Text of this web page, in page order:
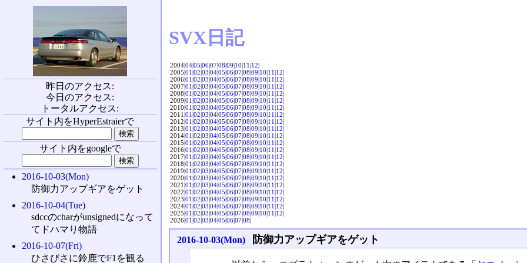
SVX日記
2004|04|05|06|07|08|09|10|11|12|
2005|01|02|03|04|05|06|07|08|09|10|11|12|
2006|01|02|03|04|05|06|07|08|09|10|11|12|
2007|01|02|03|04|05|06|07|08|09|10|11|12|
2008|01|02|03|04|05|06|07|08|09|10|11|12|
2009|01|02|03|04|05|06|07|08|09|10|11|12|
2010|01|02|03|04|05|06|07|08|09|10|11|12|
2011|01|02|03|04|05|06|07|08|09|10|11|12|
2012|01|02|03|04|05|06|07|08|09|10|11|12|
2013|01|02|03|04|05|06|07|08|09|10|11|12|
2014|01|02|03|04|05|06|07|08|09|10|11|12|
2015|01|02|03|04|05|06|07|08|09|10|11|12|
2016|01|02|03|04|05|06|07|08|09|10|11|12|
2017|01|02|03|04|05|06|07|08|09|10|11|12|
2018|01|02|03|04|05|06|07|08|09|10|11|12|
2019|01|02|03|04|05|06|07|08|09|10|11|12|
2020|01|02|03|04|05|06|07|08|09|10|11|12|
2021|01|02|03|04|05|06|07|08|09|10|11|12|
2022|01|02|03|04|05|06|07|08|09|10|11|12|
2023|01|02|03|04|05|06|07|08|09|10|11|12|
2024|01|02|03|04|05|06|07|08|09|10|11|12|
2025|01|02|03|04|05|06|07|08|09|10|11|12|
2026|01|02|03|04|05|06|07|08|
2016-10-03(Mon) 防御力アップギアをゲット
昨日のアクセス:
今日のアクセス:
トータルアクセス:
サイト内をHyperEstraierで
サイト内をgoogleで
2016-10-03(Mon)
防御力アップギアをゲット
2016-10-04(Tue)
sdccのcharがunsignedになって
てドハマり物語
2016-10-07(Fri)
ひさびさに鈴鹿でF1を観る